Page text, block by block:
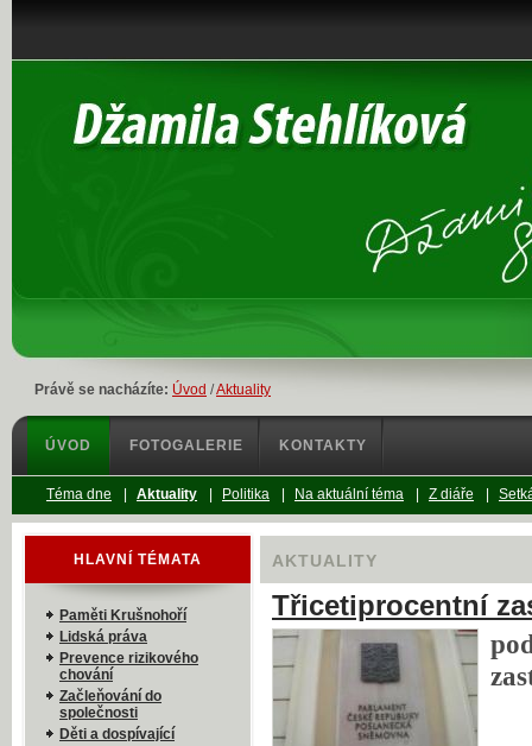
Právě se nacházíte: Úvod /Aktuality
AKTUALITY
Třicetiprocentní
HLAVNÍ TÉMATA
Paměti Krušnohoří
Lidská práva
Prevence rizikového
chování
Začleňování do
společnosti
Děti a dospívající
ÚVOD FOTOGALERIE KONTAKTY
Téma dne Aktuality Politika Na aktuální téma Z diáře